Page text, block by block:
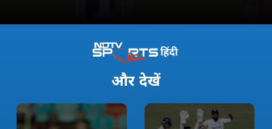
और देखें